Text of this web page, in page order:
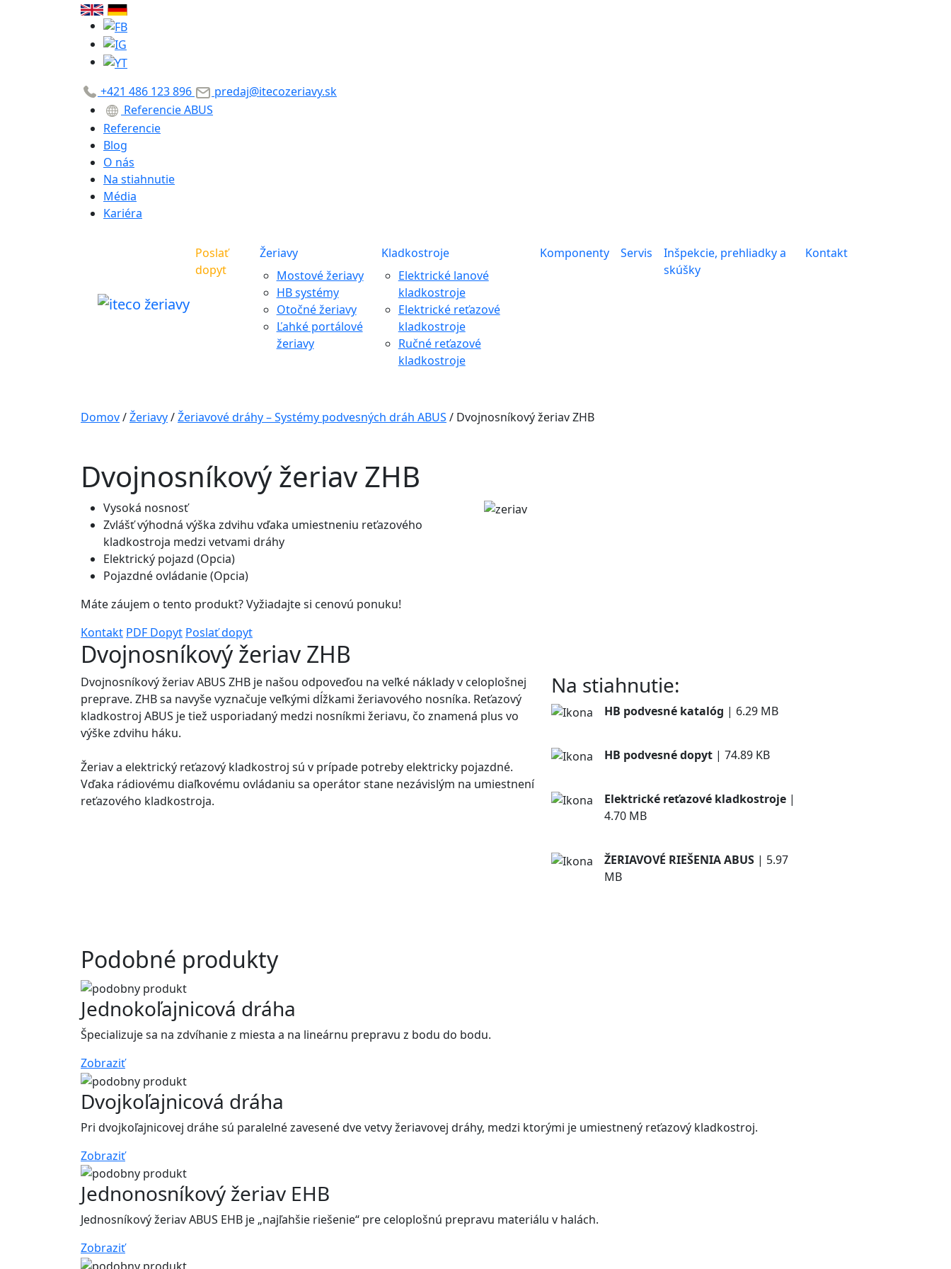
+421 486 123 896
predaj@itecozeriavy.sk
Referencie ABUS
Referencie
Blog
O nás
Na stiahnutie
Média
Kariéra
Poslať
dopyt
Žeriavy
Mostové žeriavy
HB systémy
Otočné žeriavy
Ľahké portálové
žeriavy
Kladkostroje
Elektrické lanové
kladkostroje
Elektrické reťazové
kladkostroje
Ručné reťazové
kladkostroje
Komponenty Servis
Inšpekcie, prehliadky a
skúšky
Kontakt
Domov/Žeriavy/Žeriavové dráhy – Systémy podvesných dráh ABUS / Dvojnosníkový žeriav ZHB
Dvojnosníkový žeriav ZHB
Vysoká nosnosť
Zvlášť výhodná výška zdvihu vďaka umiestneniu reťazového
kladkostroja medzi vetvami dráhy
Elektrický pojazd (Opcia)
Pojazdné ovládanie (Opcia)
Máte záujem o tento produkt? Vyžiadajte si cenovú ponuku!
Kontakt PDF Dopyt Poslať dopyt
Dvojnosníkový žeriav ZHB
Dvojnosníkový žeriav ABUS ZHB je našou odpoveďou na veľké náklady v celoplošnej
preprave. ZHB sa navyše vyznačuje veľkými dĺžkami žeriavového nosníka. Reťazový
kladkostroj ABUS je tiež usporiadaný medzi nosníkmi žeriavu, čo znamená plus vo
výške zdvihu háku.
Žeriav a elektrický reťazový kladkostroj sú v prípade potreby elektricky pojazdné.
Vďaka rádiovému diaľkovému ovládaniu sa operátor stane nezávislým na umiestnení
reťazového kladkostroja.
Na stiahnutie:
HB podvesné katalóg | 6.29 MB
HB podvesné dopyt | 74.89 KB
Elektrické reťazové kladkostroje |
4.70 MB
ŽERIAVOVÉ RIEŠENIA ABUS | 5.97
MB
Podobné produkty
Jednokoľajnicová dráha
Špecializuje sa na zdvíhanie z miesta a na lineárnu prepravu z bodu do bodu.
Zobraziť
Dvojkoľajnicová dráha
Pri dvojkoľajnicovej dráhe sú paralelné zavesené dve vetvy žeriavovej dráhy, medzi ktorými je umiestnený reťazový kladkostroj.
Zobraziť
Jednonosníkový žeriav EHB
Jednosníkový žeriav ABUS EHB je „najľahšie riešenie“ pre celoplošnú prepravu materiálu v halách.
Zobraziť